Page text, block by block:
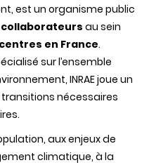
est un organisme public
collaborateurs au sein
centres en France.
sur l’ensemble
INRAE joue un
nécessaires
aux enjeux de
climatique, à la